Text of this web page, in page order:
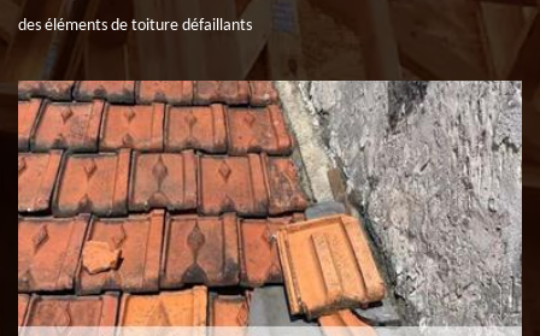
des éléments de toiture défaillants